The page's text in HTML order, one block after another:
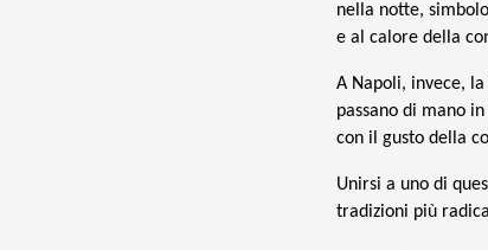
nella notte,
e al calore della
A Napoli, invece,
passano di mano
con il gusto della
Unirsi a uno di
tradizioni più